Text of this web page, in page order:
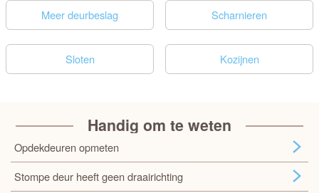
Meer deurbeslag Scharnieren
Sloten Kozijnen
Handig om te weten
Opdekdeuren opmeten
Stompe deur heeft geen draairichting